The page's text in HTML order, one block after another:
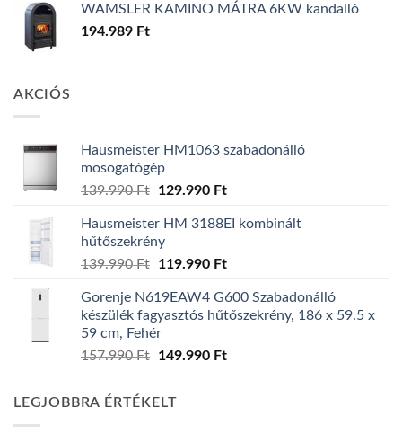
WAMSLER KAMINO MÁTRA 6KW kandalló
194.989 Ft
AKCIÓS
Hausmeister HM1063 szabadonálló
mosogatógép
139.990Ft
Original
was:
139.990 Ft.
129.990 FtCurrent
is:
Hausmeister HM 3188EI kombinált
hűtőszekrény
139.990Ft
Original
was:
139.990 Ft.
119.990 FtCurrent
is:
119.990 Ft.
Gorenje N619EAW4 G600 Szabadonálló
készülék fagyasztós hűtőszekrény, 186 x 59.5 x
59 cm, Fehér
157.990Ft
Original
157.990 Ft.
149.990 FtCurrent
LEGJOBBRA ÉRTÉKELT